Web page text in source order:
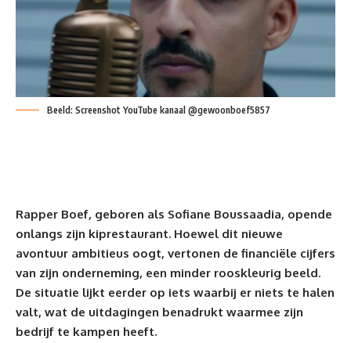
Beeld: Screenshot YouTube kanaal @gewoonboef5857
Rapper Boef, geboren als Sofiane Boussaadia, opende
onlangs zijn kiprestaurant. Hoewel dit nieuwe
avontuur ambitieus oogt, vertonen de financiële cijfers
van zijn onderneming, een minder rooskleurig beeld.
De situatie lijkt eerder op iets waarbij er niets te halen
valt, wat de uitdagingen benadrukt waarmee zijn
bedrijf te kampen heeft.